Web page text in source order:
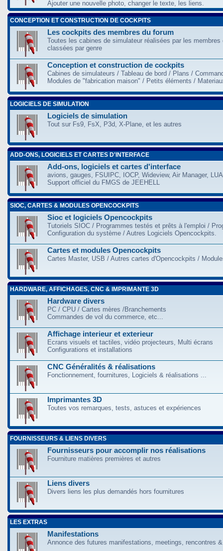
Ajouter une nouvelle photo, changer le texte, les liens.
CONCEPTION ET CONSTRUCTION DE COCKPITS
Les cockpits des membres du forum
Toutes les cabines de simulateur réalisées par les membres
classées par genre
Conception et construction de cockpits
Cabines de simulateurs / Tableau de bord / Plans /
Modules de "fabrication maison" / Petits éléments /
LOGICIELS DE SIMULATION
Logiciels de simulation
Tout sur Fs9, FsX, P3d, X-Plane, et les autres
ADD-ONS, LOGICIELS ET CARTES D'INTERFACE
Add-ons, logiciels et cartes d'interface
avions, gauges, FSUIPC, IOCP, Wideview, Air Manager,
Support officiel du FMGS de JEEHELL
SIOC, CARTES & MODULES OPENCOCKPITS
Sioc et logiciels Opencockpits
Tutoriels SIOC / Programmes testés et prêts à l'emploi /
Configuration du système / Autres Logiciels Opencockpits.
Cartes et modules Opencockpits
Cartes Master, USB / Autres cartes d'Opencockpits /
HARDWARE, AFFICHAGES, CNC & IMPRIMANTE 3D
Hardware divers
PC / CPU / Cartes mères /Branchements
Commandes de vol du commerce, etc...
Affichage interieur et exterieur
Ecrans visuels et tactiles, vidéo projecteurs, Multi écrans
Configurations et installations
CNC Généralités & réalisations
Fonctionnement, fournitures, Logiciels & réalisations ...
Imprimantes 3D
Toutes vos remarques, tests, astuces et expériences
FOURNISSEURS & LIENS DIVERS
Fournisseurs pour accomplir nos réalisations
Fourniture matières premières et autres
Liens divers
Divers liens les plus demandés hors fournitures
LES EXTRAS
Manifestations
Annonce des futures manifestations, meetings, rencontres